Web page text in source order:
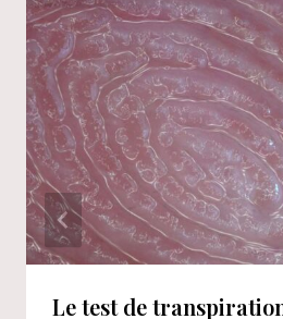
Le test de